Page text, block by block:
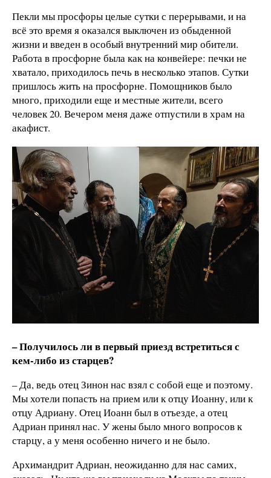
Пекли мы просфоры целые сутки с перерывами, и на
всё это время я оказался выключен из обыденной
жизни и введен в особый внутренний мир обители.
Работа в просфорне была как на конвейере: печки не
хватало, приходилось печь в несколько этапов. Сутки
пришлось жить на просфорне. Помощников было
много, приходили еще и местные жители, всего
человек 20. Вечером меня даже отпустили в храм на
акафист.
– Получилось ли в первый приезд встретиться с
кем-либо из старцев?
– Да, ведь отец Зинон нас взял с собой еще и поэтому.
Мы хотели попасть на прием или к отцу Иоанну, или к
отцу Адриану. Отец Иоанн был в отъезде, а отец
Адриан принял нас. У жены было много вопросов к
старцу, а у меня особенно ничего и не было.
Архимандрит Адриан, неожиданно для нас самих,